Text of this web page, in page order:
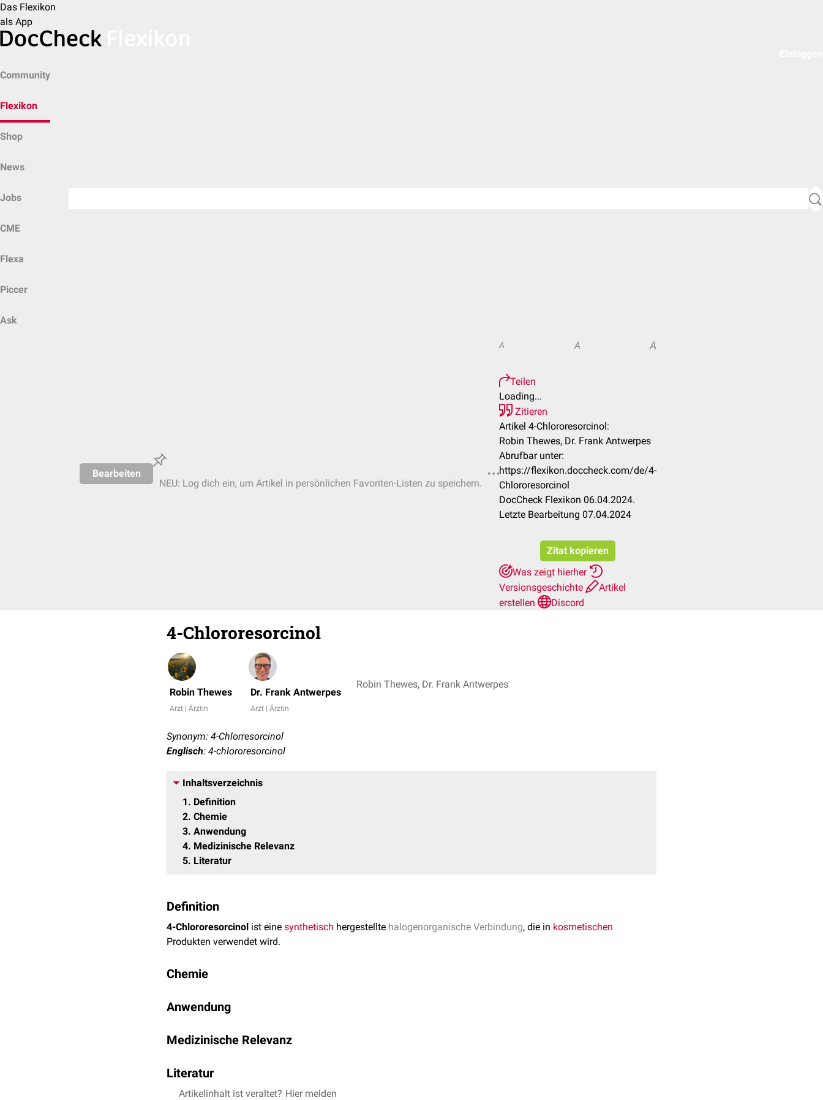
Das Flexikon
als App
Community
Flexikon
Shop
News
Jobs
CME
Flexa
Piccer
Ask
Bearbeiten
NEU: Log dich ein, um Artikel in persönlichen Favoriten-Listen zu speichern.
A A A
Teilen
Loading...
Zitieren
Artikel 4-Chlororesorcinol:
Robin Thewes, Dr. Frank Antwerpes
Abrufbar unter:
https://flexikon.doccheck.com/de/4-
Chlororesorcinol
DocCheck Flexikon 06.04.2024.
Letzte Bearbeitung 07.04.2024
Zitat kopieren
Was zeigt hierher
Versionsgeschichte
Artikel
erstellen
Discord
4-Chlororesorcinol
Robin Thewes
Arzt | Ärztin
Dr. Frank Antwerpes
Arzt | Ärztin
Robin Thewes, Dr. Frank Antwerpes
Synonym: 4-Chlorresorcinol
Englisch: 4-chlororesorcinol
Inhaltsverzeichnis
1
Definition
2 Chemie
3 Anwendung
4 Medizinische Relevanz
5 Literatur
Definition
4-Chlororesorcinol ist eine synthetisch hergestellte halogenorganische Verbindung, die in kosmetischen
Produkten verwendet wird.
Chemie
Anwendung
Medizinische Relevanz
eineSensibilisierung
Literatur
PubChem –4-Chlororesorcinol
Artikelinhalt ist veraltet? Hier melden